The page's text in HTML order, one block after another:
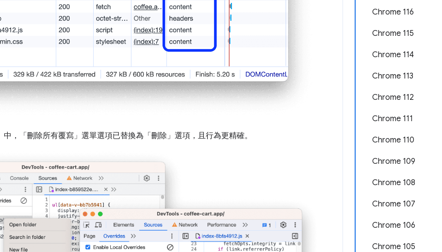
Chrome 116
Chrome 115
Chrome 114
Chrome 113
Chrome 112
Chrome 111
Chrome 110
Chrome 109
Chrome 108
Chrome 107
Chrome 106
Chrome 105
中，「刪除所有覆寫」 選單選項已替換為「刪除」 選項，且行為更精確。